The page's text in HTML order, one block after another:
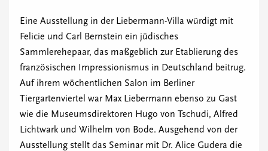
Eine Ausstellung in der Liebermann-Villa würdigt mit
Felicie und Carl Bernstein ein jüdisches
Sammlerehepaar, das maßgeblich zur Etablierung des
französischen Impressionismus in Deutschland beitrug.
Auf ihrem wöchentlichen Salon im Berliner
Tiergartenviertel war Max Liebermann ebenso zu Gast
wie die Museumsdirektoren Hugo von Tschudi, Alfred
Lichtwark und Wilhelm von Bode. Ausgehend von der
Ausstellung stellt das Seminar mit Dr. Alice Gudera die